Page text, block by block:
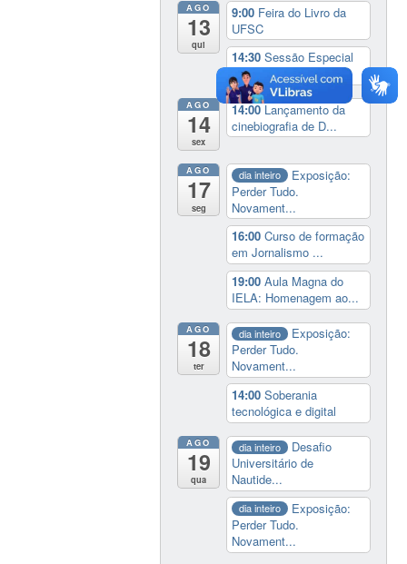
AGO
13
qui
9:00 Feira do Livro da
UFSC
14:30Sessão Especial
do Conselho Esta...
AGO
14
sex
14:00Lançamento da
cinebiografia de D...
AGO
17
seg
dia inteiro
Exposição:
Perder Tudo.
Novament...
16:00Curso de formação
em Jornalismo ...
19:00Aula Magna do
IELA: Homenagem ao...
AGO
18
ter
dia inteiro
Exposição:
Perder Tudo.
Novament...
14:00Soberania
tecnológica e digital
AGO
19
qua
dia inteiro
Desafio
Universitário de
Nautide...
dia inteiro
Exposição:
Perder Tudo.
Novament...